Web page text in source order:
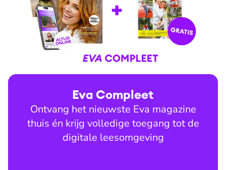
Eva Compleet
Ontvang het nieuwste Eva magazine
thuis én krijg volledige toegang tot de
digitale leesomgeving